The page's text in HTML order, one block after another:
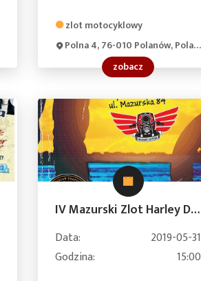
zlot motocyklowy
Polna 4, 76-010 Polanów, Poland
zobacz
IV Mazurski Zlot Harley Davidson "Imieniny Lestera"
Data:
2019-05-31
Godzina:
15:00